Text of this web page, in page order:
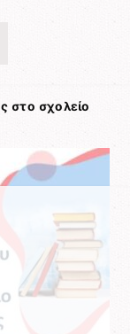
στο σχολείο